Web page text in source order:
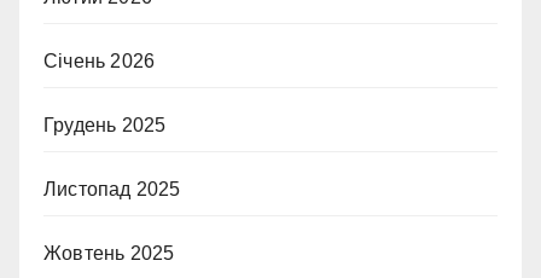
Січень 2026
Грудень 2025
Листопад 2025
Жовтень 2025